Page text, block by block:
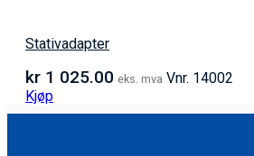
Stativadapter
kr 1 025.00 eks. mva Vnr. 14002
Kjøp